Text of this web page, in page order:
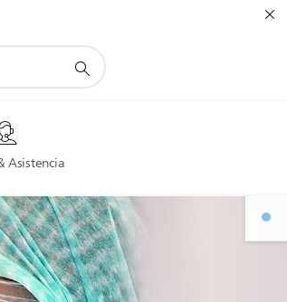
Asistencia